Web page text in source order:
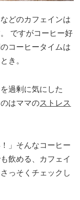
どのカフェインは
ですがコーヒー好
コーヒータイムは
き。
過剰に気にした
はママのストレス
」そんなコーヒー
飲める、カフェイ
っそくチェックし